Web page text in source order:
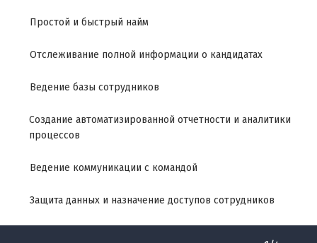
Простой и быстрый найм
Отслеживание полной информации о кандидатах
Ведение базы сотрудников
Создание автоматизированной отчетности и аналитики
процессов
Ведение коммуникации с командой
Защита данных и назначение доступов сотрудников